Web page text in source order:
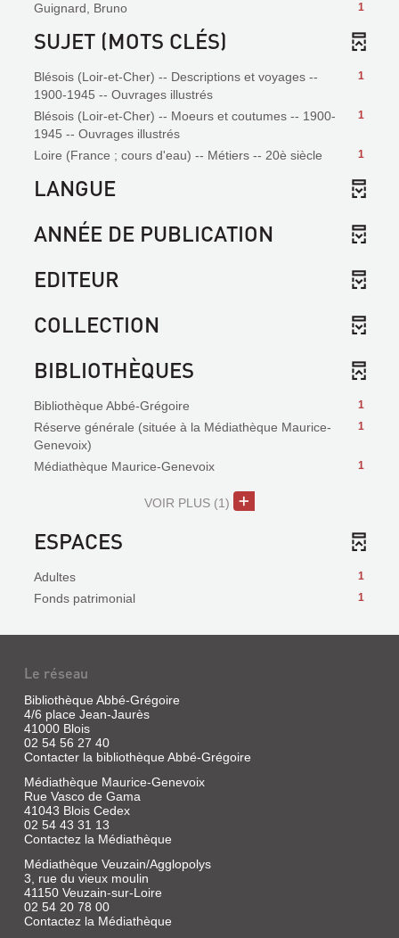
1
Guignard, Bruno
SUJET (MOTS CLÉS)
1
Blésois (Loir-et-Cher) -- Descriptions et voyages --
1900-1945 -- Ouvrages illustrés
1
Blésois (Loir-et-Cher) -- Moeurs et coutumes -- 1900-
1945 -- Ouvrages illustrés
1
Loire (France ; cours d'eau) -- Métiers -- 20è siècle
LANGUE
ANNÉE DE PUBLICATION
EDITEUR
COLLECTION
BIBLIOTHÈQUES
1
Bibliothèque Abbé-Grégoire
1
Réserve générale (située à la Médiathèque Maurice-
Genevoix)
1
Médiathèque Maurice-Genevoix
VOIR PLUS (1)
ESPACES
1
Adultes
1
Fonds patrimonial
Le réseau
Bibliothèque Abbé-Grégoire
4/6 place Jean-Jaurès
41000 Blois
02 54 56 27 40
Contacter la bibliothèque Abbé-Grégoire
Médiathèque Maurice-Genevoix
Rue Vasco de Gama
41043 Blois Cedex
02 54 43 31 13
Contactez la Médiathèque
Médiathèque Veuzain/Agglopolys
3, rue du vieux moulin
41150 Veuzain-sur-Loire
02 54 20 78 00
Contactez la Médiathèque